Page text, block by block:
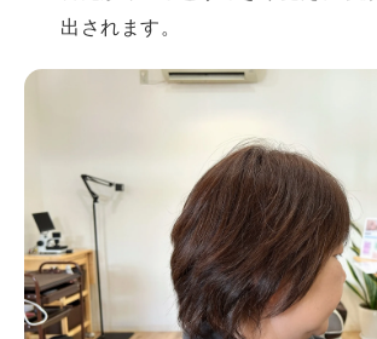
出されます。